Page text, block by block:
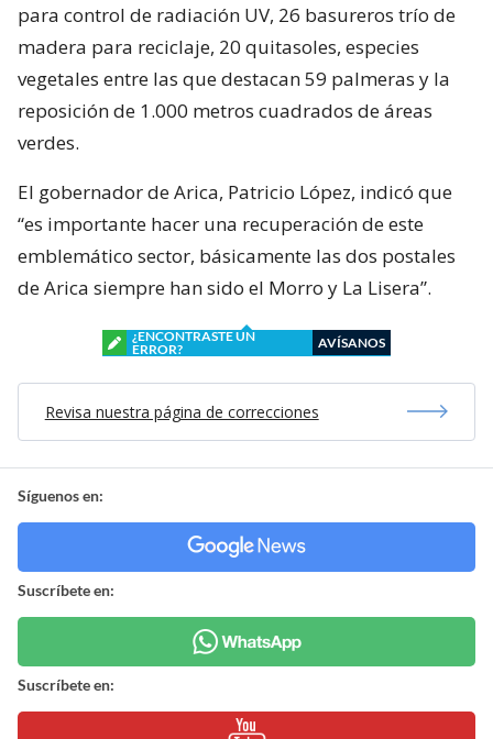
para control de radiación UV, 26 basureros trío de
madera para reciclaje, 20 quitasoles, especies
vegetales entre las que destacan 59 palmeras y la
reposición de 1.000 metros cuadrados de áreas
verdes.
El gobernador de Arica, Patricio López, indicó que
“es importante hacer una recuperación de este
emblemático sector, básicamente las dos postales
de Arica siempre han sido el Morro y La Lisera”.
¿ENCONTRASTE UN
ERROR?
AVÍSANOS
Revisa nuestra página de correcciones
Síguenos en:
Suscríbete en:
Suscríbete en: